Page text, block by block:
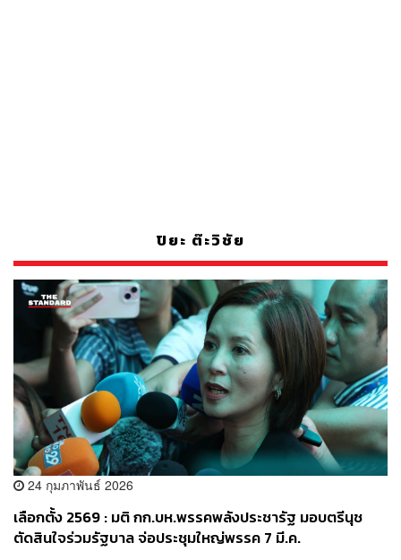
ปิยะ ต๊ะวิชัย
24 กุมภาพันธ์ 2026
เลือกตั้ง 2569 : มติ กก.บห.พรรคพลังประชารัฐ มอบตรีนุช
ตัดสินใจร่วมรัฐบาล จ่อประชุมใหญ่พรรค 7 มี.ค.